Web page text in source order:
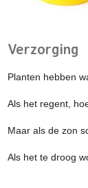
Verzorging
Planten hebben
Als het regent,
Maar als de zon
Als het te droog